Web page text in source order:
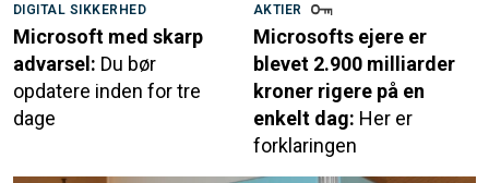
DIGITAL SIKKERHED
Microsoft med skarp
advarsel: Du bør
opdatere inden for tre
dage
AKTIER
Microsofts ejere er
blevet 2.900 milliarder
kroner rigere på en
enkelt dag: Her er
forklaringen